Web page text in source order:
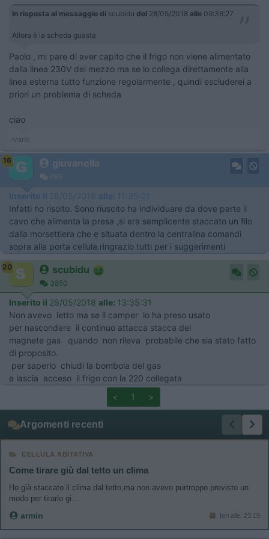
In risposta al messaggio di scubidu del 28/05/2018 alle 09:36:27
Allora è la scheda guasta
Paolo , mi pare di aver capito che il frigo non viene alimentato
dalla linea 230V del mezzo ma se lo collega direttamente alla
linea esterna tutto funzione regolarmente , quindi escluderei a
priori un problema di scheda
ciao
Mario
16 giuvanella
685
Inserito il 28/05/2018 alle: 11:35:21
Infatti ho risolto. Sono riuscito ha individuare da dove parte il
cavo che alimenta la presa ,si era semplicente staccato un filo
dalla morsettiera che e situata dentro la centralina comandi
sopra alla porta cellula.ringrazio tutti per i suggerimenti
20 scubidu
3850
Inserito il 28/05/2018 alle: 13:35:31
Non avevo letto ma se il camper lo ha preso usato
per nascondere il continuo attacca stacca del
magnete gas quando non rileva probabile che sia stato fatto
di proposito.
per saperlo chiudi la bombola del gas
e lascia acceso il frigo con la 220 collegata
<
1 >
Argomenti recenti
CELLULA ABITATIVA
Come tirare giù dal tetto un clima
Ho già staccato il clima dal tetto,ma non avevo purtroppo previsto un
modo per tirarlo gi...
armin Ieri alle: 23:19